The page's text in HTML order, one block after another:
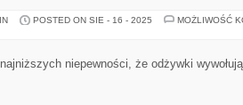
POSTED ON SIE - 16 - 2025
MOŻLIWOŚĆ
niepewności, że odżywki